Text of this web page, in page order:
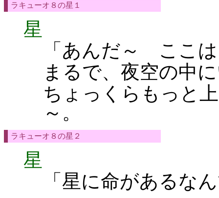
ラキューオ８の星１
星
「あんだ～ ここ
まるで、夜空の中
ちょっくらもっと
～。
ラキューオ８の星２
星
「星に命があるな